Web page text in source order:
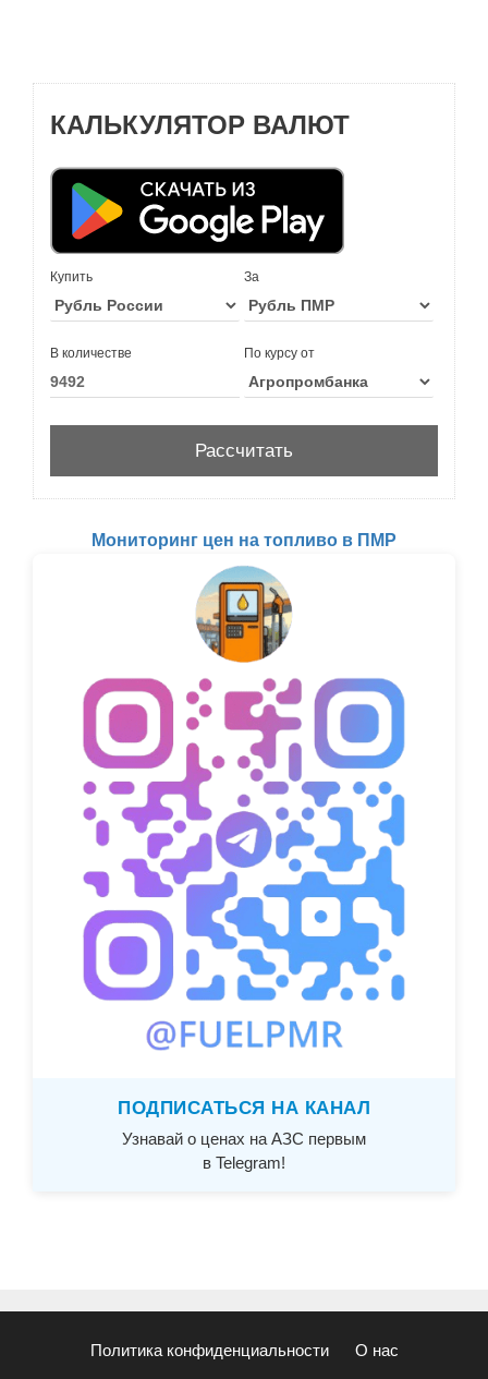
КАЛЬКУЛЯТОР ВАЛЮТ
Купить За
В количестве По курсу от
Мониторинг цен на топливо в ПМР
ПОДПИСАТЬСЯ НА КАНАЛ
Узнавай о ценах на АЗС первым
в Telegram!
Политика конфиденциальности О нас